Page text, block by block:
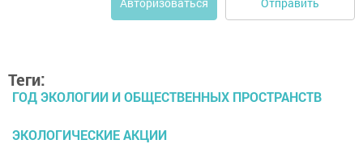
Теги:
ГОД ЭКОЛОГИИ И ОБЩЕСТВЕННЫХ ПРОСТРАНСТВ
ЭКОЛОГИЧЕСКИЕ АКЦИИ